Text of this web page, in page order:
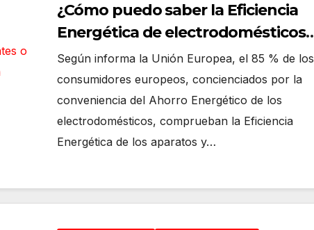
¿Cómo puedo saber la Eficiencia
Energética de electrodomésticos
en las compras online?
Según informa la Unión Europea, el 85 % de los
consumidores europeos, concienciados por la
conveniencia del Ahorro Energético de los
electrodomésticos, comprueban la Eficiencia
Energética de los aparatos y…